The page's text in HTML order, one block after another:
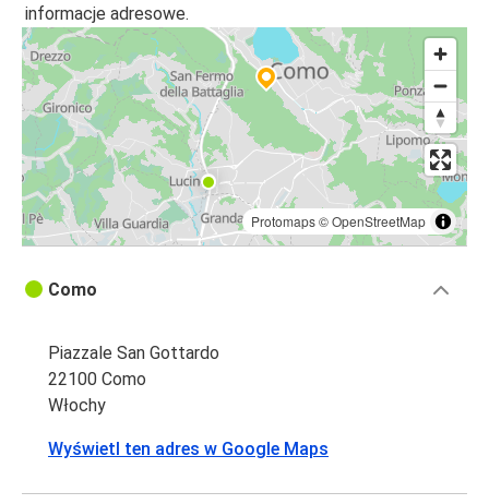
informacje adresowe.
Protomaps©OpenStreetMap
Como
Piazzale San Gottardo
22100 Como
Włochy
Wyświetl ten adres w Google Maps